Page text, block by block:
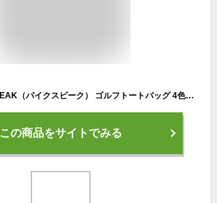
【公式】 PYKES PEAK（パイクスピーク） ゴルフトートバッグ 4色 軽量740g ボストンバッグ ゴルフバッグ 大容量 防水加工 メンズ レディース【ショルダーストラップ & シューズインポケット付き】 PP-GOLF シリーズ (WHITE)
この商品をサイトでみる